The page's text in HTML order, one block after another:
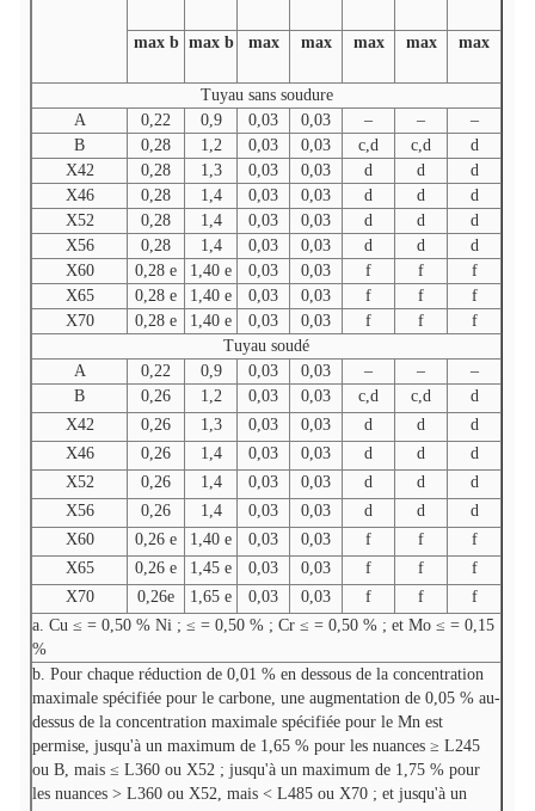
max b max b max max max max max
Tuyau sans soudure
A
0,22 0,9 0,03 0,03 – –
–
B
0,28 1,2 0,03 0,03 c,d c,d
d
X42
0,28 1,3 0,03 0,03 d d
d
X46
0,28 1,4 0,03 0,03 d d
d
X52
0,28 1,4 0,03 0,03 d d
d
X56
0,28 1,4 0,03 0,03 d d
d
X60
0,28 e 1,40 e 0,03 0,03 f f
f
X65
0,28 e 1,40 e 0,03 0,03 f f
f
X70
0,28 e 1,40 e 0,03 0,03 f f
f
Tuyau soudé
A
0,22 0,9 0,03 0,03 – –
–
B
0,26 1,2 0,03 0,03 c,d c,d
d
X42
0,26 1,3 0,03 0,03 d d
d
X46
0,26 1,4 0,03 0,03 d d
d
X52
0,26 1,4 0,03 0,03 d d
d
X56
0,26 1,4 0,03 0,03 d d
d
X60
0,26 e 1,40 e 0,03 0,03 f f
f
X65
0,26 e 1,45 e 0,03 0,03 f f
f
X70
0,26e 1,65 e 0,03 0,03 f f
f
a. Cu ≤ = 0,50 % Ni ; ≤ = 0,50 % ; Cr ≤ = 0,50 % ; et Mo ≤ = 0,15
%
b. Pour chaque réduction de 0,01 % en dessous de la concentration
maximale spécifiée pour le carbone, une augmentation de 0,05 % au-
dessus de la concentration maximale spécifiée pour le Mn est
permise, jusqu'à un maximum de 1,65 % pour les nuances ≥ L245
ou B, mais ≤ L360 ou X52 ; jusqu'à un maximum de 1,75 % pour
les nuances > L360 ou X52, mais < L485 ou X70 ; et jusqu'à un